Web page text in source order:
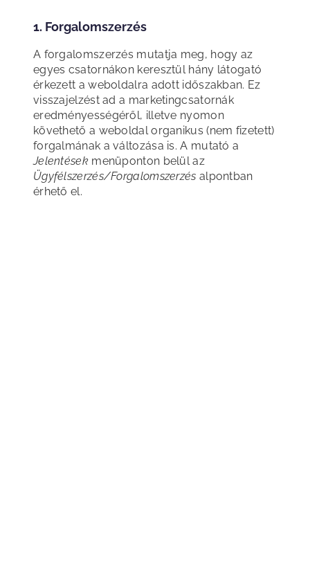
1. Forgalomszerzés
A forgalomszerzés mutatja meg, hogy az
egyes csatornákon keresztül hány látogató
érkezett a weboldalra adott időszakban. Ez
visszajelzést ad a marketingcsatornák
eredményességéről, illetve nyomon
követhető a weboldal organikus (nem fizetett)
forgalmának a változása is. A mutató a
Jelentésekmenüponton belül az
Ügyfélszerzés/Forgalomszerzés alpontban
érhető el.